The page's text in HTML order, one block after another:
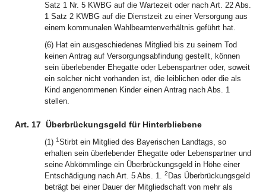
Satz 1 Nr. 5 KWBG auf die Wartezeit oder nach Art. 22 Abs.
1 Satz 2 KWBG auf die Dienstzeit zu einer Versorgung aus
einem kommunalen Wahlbeamtenverhältnis geführt hat.
(6) Hat ein ausgeschiedenes Mitglied bis zu seinem Tod
keinen Antrag auf Versorgungsabfindung gestellt, können
sein überlebender Ehegatte oder Lebenspartner oder, soweit
ein solcher nicht vorhanden ist, die leiblichen oder die als
Kind angenommenen Kinder einen Antrag nach Abs. 1
stellen.
Art. 17 Überbrückungsgeld für Hinterbliebene
(1) 1Stirbt ein Mitglied des Bayerischen Landtags, so
erhalten sein überlebender Ehegatte oder Lebenspartner und
seine Abkömmlinge ein Überbrückungsgeld in Höhe einer
Entschädigung nach Art. 5 Abs. 1. 2 Das Überbrückungsgeld
beträgt bei einer Dauer der Mitgliedschaft von mehr als